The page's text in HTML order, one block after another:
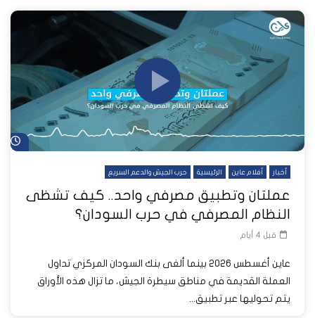
أخبار أفلام عاين الرئيسية حرب الجيش والدعم السريع
عملتان وتطبيق مصرفي واحد.. كيف تشظى
النظام المصرفي في حرب السودان؟
قبل 4 أيام
عاين أغسطس 2026 بينما ألغى بنك السودان المركزي تداول
العملة القديمة في مناطق سيطرة الجيش، ما تزال هذه الأوراق
يتم تحوليها عبر تطبيق...